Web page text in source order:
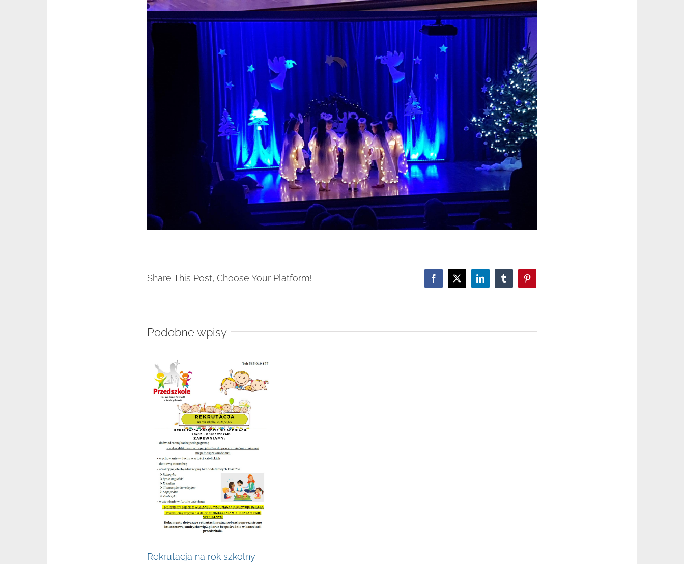
Share This Post, Choose Your Platform! Facebook LinkedIn Tumblr
Podobne wpisy
Rekrutacja na rok szkolny